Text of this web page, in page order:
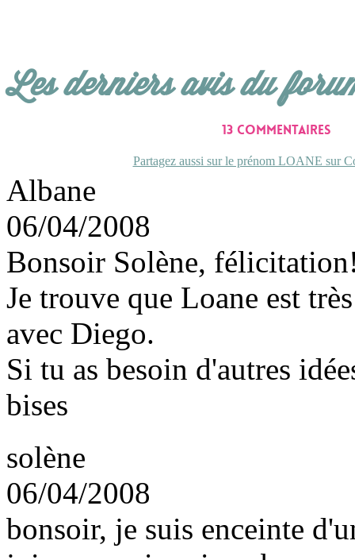
Les derniers avis du
13 commentaires
Partagez aussi sur le prénom LOANE sur
Albane
06/04/2008
Bonsoir Solène,
Je trouve que Loane est
avec Diego.
Si tu as besoin d'autres
bises
solène
06/04/2008
bonsoir, je suis enceinte